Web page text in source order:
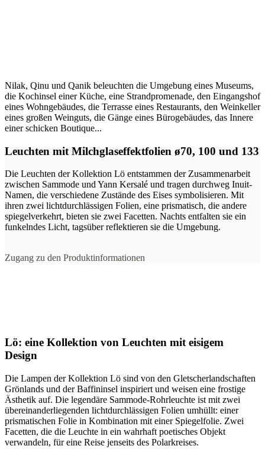
Nilak, Qinu und Qanik beleuchten die Umgebung eines Museums,
die Kochinsel einer Küche, eine Strandpromenade, den Eingangshof
eines Wohngebäudes, die Terrasse eines Restaurants, den Weinkeller
eines großen Weinguts, die Gänge eines Bürogebäudes, das Innere
einer schicken Boutique...
Leuchten mit Milchglaseffektfolien ø70, 100 und 133
Die Leuchten der Kollektion Lö entstammen der Zusammenarbeit
zwischen Sammode und Yann Kersalé und tragen durchweg Inuit-
Namen, die verschiedene Zustände des Eises symbolisieren. Mit
ihren zwei lichtdurchlässigen Folien, eine prismatisch, die andere
spiegelverkehrt, bieten sie zwei Facetten. Nachts entfalten sie ein
funkelndes Licht, tagsüber reflektieren sie die Umgebung.
Zugang zu den Produktinformationen
Lö: eine Kollektion von Leuchten mit eisigem
Design
Die Lampen der Kollektion Lö sind von den Gletscherlandschaften
Grönlands und der Baffininsel inspiriert und weisen eine frostige
Ästhetik auf. Die legendäre Sammode-Rohrleuchte ist mit zwei
übereinanderliegenden lichtdurchlässigen Folien umhüllt: einer
prismatischen Folie in Kombination mit einer Spiegelfolie. Zwei
Facetten, die die Leuchte in ein wahrhaft poetisches Objekt
verwandeln, für eine Reise jenseits des Polarkreises.